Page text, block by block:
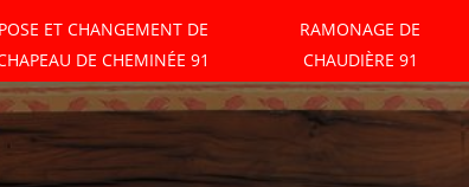
POSE ET CHANGEMENT DE
DE CHEMINÉE 91
RAMONAGE DE
CHAUDIÈRE 91